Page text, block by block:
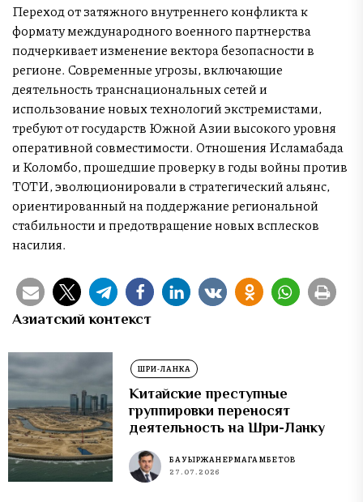
Переход от затяжного внутреннего конфликта к
формату международного военного партнерства
подчеркивает изменение вектора безопасности в
регионе. Современные угрозы, включающие
деятельность транснациональных сетей и
использование новых технологий экстремистами,
требуют от государств Южной Азии высокого уровня
оперативной совместимости. Отношения Исламабада
и Коломбо, прошедшие проверку в годы войны против
ТОТИ, эволюционировали в стратегический альянс,
ориентированный на поддержание региональной
стабильности и предотвращение новых всплесков
насилия.
Азиатский контекст
ШРИ-ЛАНКА
Китайские преступные
группировки переносят
деятельность на Шри-Ланку
БАУЫРЖАН ЕРМАГАМБЕТОВ
27.07.2026